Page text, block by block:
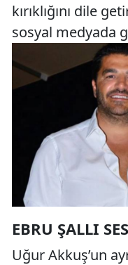
kırıklığını dile
sosyal medyada
EBRU ŞALLI
Uğur Akkuş’un